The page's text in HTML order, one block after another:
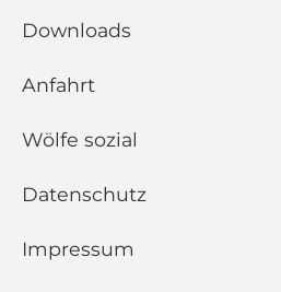
Nach dem
die Wölfe in
Neuhausen/
Esslingen in
Mittelfeld der
Erlangen und
In den letzten
die U23 des HC
Downloads
Anfahrt
Wölfe sozial
Datenschutz
Impressum